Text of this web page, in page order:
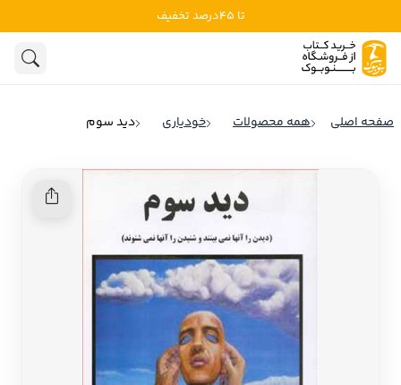
تا 45درصد تخفیف
ادبیات
ادبیات انگلیس
ادبیات فرانسه
ادبیات ایتالیا
ادبیات روسیه
ادبیات آمریکای لاتین
ادبیات آلمان
ادبیات ترکیه
صفحه اصلی همه محصولات خودیاری دید سوم